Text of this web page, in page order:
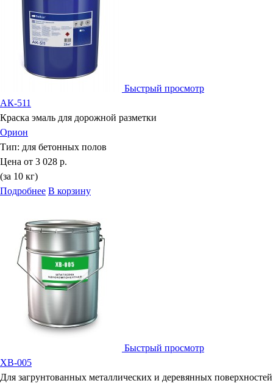
Быстрый просмотр
АК-511
Краска эмаль для дорожной разметки
Орион
Тип: для бетонных полов
Цена от 3 028 р.
(за 10 кг)
Подробнее В корзину
Быстрый просмотр
ХВ-005
Для загрунтованных металлических и деревянных поверхностей